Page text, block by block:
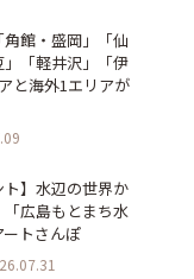
館・盛岡」「仙
「軽井沢」「伊
と海外1エリアが
ト】水辺の世界か
広島もとまち水
トさんぽ